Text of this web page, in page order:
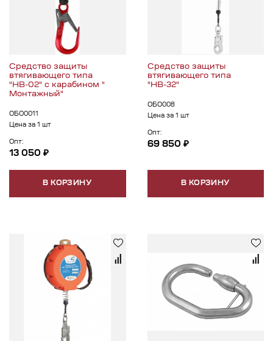
Средство защиты
втягивающего типа
"НВ-02" с карабином "
Монтажный"
ОБО0011
Цена за 1 шт
Опт:
13 050 ₽
В КОРЗИНУ
Средство защиты
втягивающего типа
"НВ-32"
ОБО008
Цена за 1 шт
Опт:
69 850 ₽
В КОРЗИНУ